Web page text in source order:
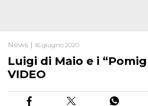
News | 16 giugno 2020
Luigi di Maio e i
VIDEO